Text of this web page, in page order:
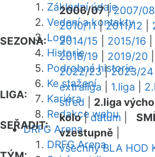
Základní údaje
Vedení a kontakty
Logo
Historie
Podrobná historie
Ke stažení
Kariéra
Redakce webu
DRFG Arena
DRFG Arena
SEZONA:
2006/07|2007/08
2010/11|2011/12
2014/15
2015/16
2018/19
2019/20
2022/23|2023/24
LIGA:
extraliga 1.liga
střed
2.liga
SEŘADIT:
kolo|datum
vzestupně
všechny BLA HOD